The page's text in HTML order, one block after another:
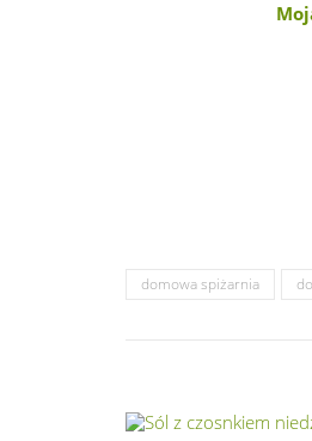
domowa spiżarnia